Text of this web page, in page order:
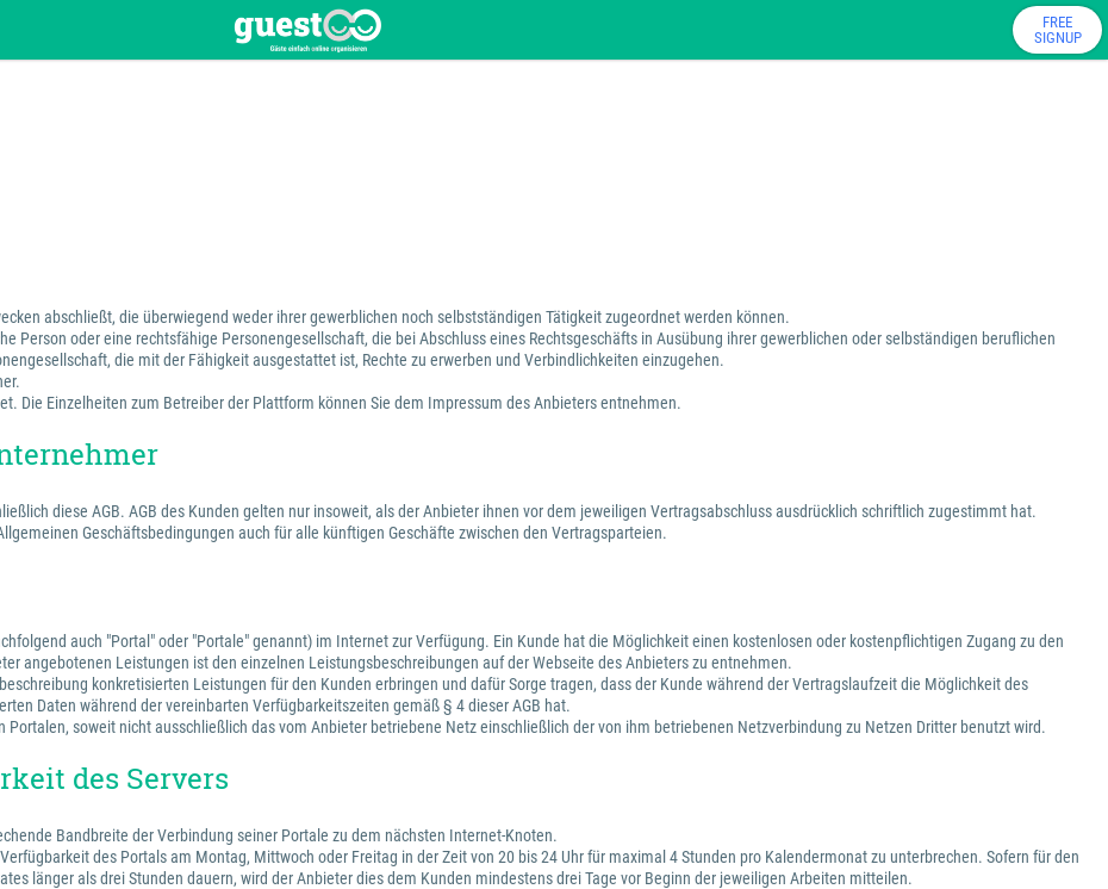
FREE
SIGNUP
abschließt, die überwiegend weder ihrer gewerblichen noch selbstständigen Tätigkeit zugeordnet werden können.
Person oder eine rechtsfähige Personengesellschaft, die bei Abschluss eines Rechtsgeschäfts in Ausübung ihrer gewerblichen oder selbständigen beruflichen
die mit der Fähigkeit ausgestattet ist, Rechte zu erwerben und Verbindlichkeiten einzugehen.
Die Einzelheiten zum Betreiber der Plattform können Sie dem Impressum des Anbieters entnehmen.
diese AGB. AGB des Kunden gelten nur insoweit, als der Anbieter ihnen vor dem jeweiligen Vertragsabschluss ausdrücklich schriftlich zugestimmt hat.
Geschäftsbedingungen auch für alle künftigen Geschäfte zwischen den Vertragsparteien.
auch "Portal" oder "Portale" genannt) im Internet zur Verfügung. Ein Kunde hat die Möglichkeit einen kostenlosen oder kostenpflichtigen Zugang zu den
angebotenen Leistungen ist den einzelnen Leistungsbeschreibungen auf der Webseite des Anbieters zu entnehmen.
konkretisierten Leistungen für den Kunden erbringen und dafür Sorge tragen, dass der Kunde während der Vertragslaufzeit die Möglichkeit des
Daten während der vereinbarten Verfügbarkeitszeiten gemäß § 4 dieser AGB hat.
soweit nicht ausschließlich das vom Anbieter betriebene Netz einschließlich der von ihm betriebenen Netzverbindung zu Netzen Dritter benutzt wird.
des Servers
Bandbreite der Verbindung seiner Portale zu dem nächsten Internet-Knoten.
des Portals am Montag, Mittwoch oder Freitag in der Zeit von 20 bis 24 Uhr für maximal 4 Stunden pro Kalendermonat zu unterbrechen. Sofern für den
länger als drei Stunden dauern, wird der Anbieter dies dem Kunden mindestens drei Tage vor Beginn der jeweiligen Arbeiten mitteilen.